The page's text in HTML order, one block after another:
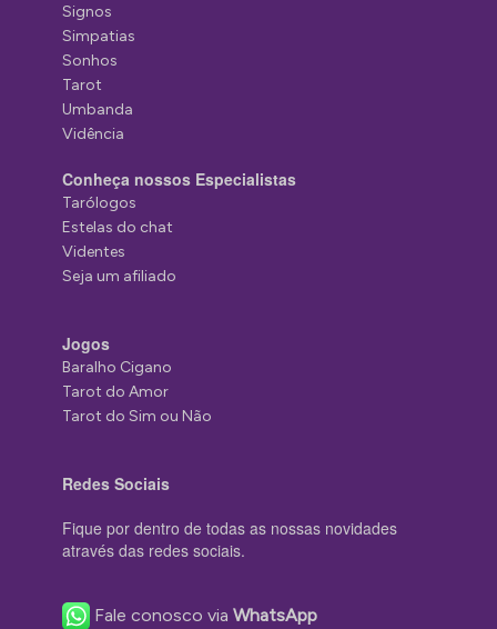
Signos
Simpatias
Sonhos
Tarot
Umbanda
Vidência
Conheça nossos Especialistas
Tarólogos
Estelas do chat
Videntes
Seja um afiliado
Jogos
Baralho Cigano
Tarot do Amor
Tarot do Sim ou Não
Redes Sociais
Fique por dentro de todas as nossas novidades
através das redes sociais.
Fale conosco viaWhatsApp